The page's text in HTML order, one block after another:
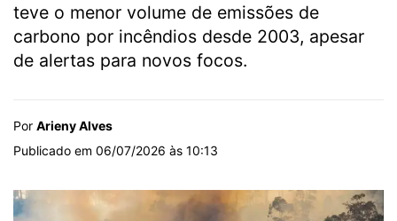
teve o menor volume de emissões de
carbono por incêndios desde 2003, apesar
de alertas para novos focos.
Por Arieny Alves
Publicado em 06/07/2026 às 10:13